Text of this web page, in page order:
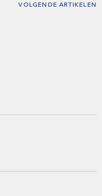
VOLGENDE ARTIKELEN